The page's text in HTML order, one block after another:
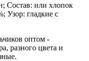
Состав: или хлопок
Узор: гладкие с
оптом -
разного цвета и